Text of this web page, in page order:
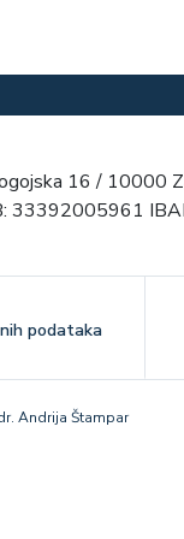
16 / 10000
33392005961
podataka
Andrija Štampar